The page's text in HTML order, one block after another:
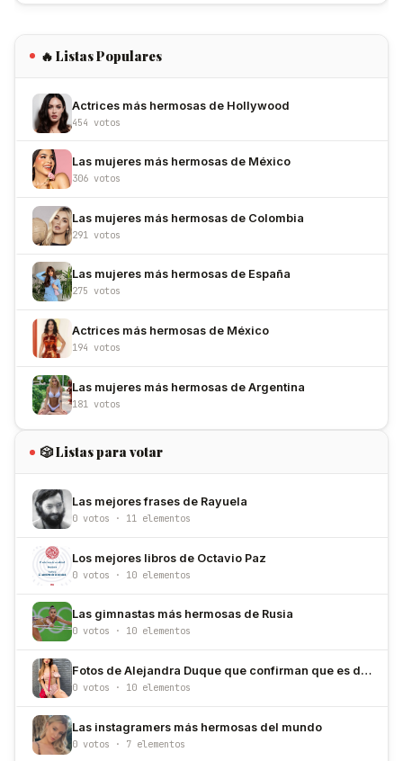
🔥 Listas Populares
Actrices más hermosas de Hollywood
454 votos
Las mujeres más hermosas de México
306 votos
Las mujeres más hermosas de Colombia
291 votos
Las mujeres más hermosas de España
275 votos
Actrices más hermosas de México
194 votos
Las mujeres más hermosas de Argentina
181 votos
🎲 Listas para votar
Las mejores frases de Rayuela
0 votos · 11 elementos
Los mejores libros de Octavio Paz
0 votos · 10 elementos
Las gimnastas más hermosas de Rusia
0 votos · 10 elementos
Fotos de Alejandra Duque que confirman que es de las más bellas de Colombia
0 votos · 10 elementos
Las instagramers más hermosas del mundo
0 votos · 7 elementos